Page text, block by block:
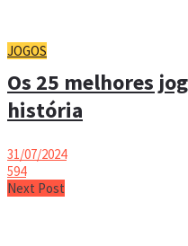
JOGOS
Os 25 melhores
história
31/07/2024
594
Next Post